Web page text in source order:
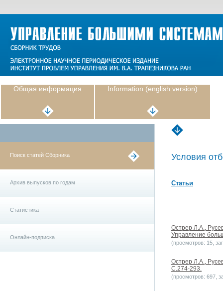
Общая информация Information (english version)
Поиск статей Сборника
Архив выпусков по годам
Статистика
Онлайн-подписка
Условия
Статьи
Острер Л.А.,
Управление
(просмотров: 15,
Острер Л.А.,
С.274-293.
(просмотров: 697,